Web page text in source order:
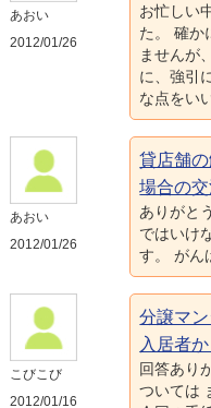
あおい
2012/01/26
お忙しい
た。 確か
ませんが
に、強引
な点をい
あおい
2012/01/26
貸店舗
場合の
ありがと
ではいけ
す。 がん
こびこび
2012/01/16
分譲マ
入居者
回答あり
ついては